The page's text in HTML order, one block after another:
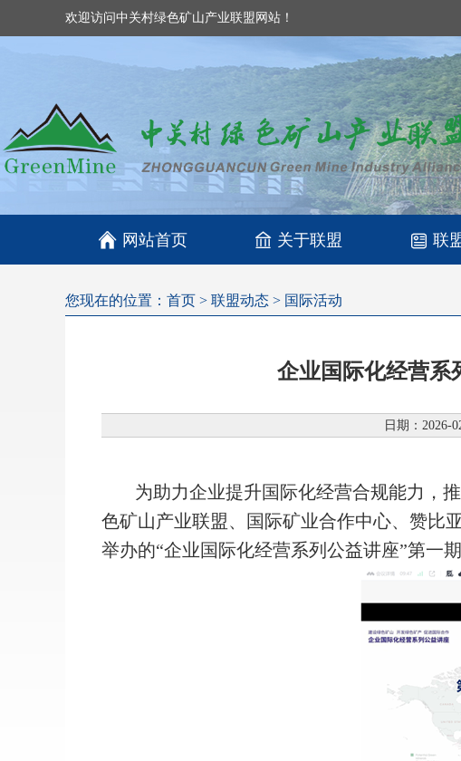
欢迎访问中关村绿色矿山产业联盟网站！
 网站首页 关于联盟 联
您现在的位置： 首页 > 联盟动态 > 国际活动
企业国际化经营
日期：2026-
为助力企业提升国际化经营合规能力，
色矿山产业联盟、国际矿业合作中心、赞比
举办的“企业国际化经营系列公益讲座”第一